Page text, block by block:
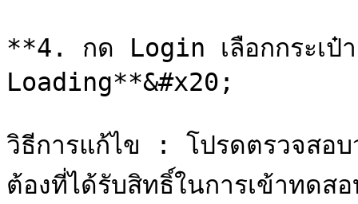
**4. กด Login เลือกกระเป๋า
Loading**&#x20;
วิธีการแก้ไข : โปรดตรวจส
ต้องที่ได้รับสิทธิ์ในการเข้าทดส